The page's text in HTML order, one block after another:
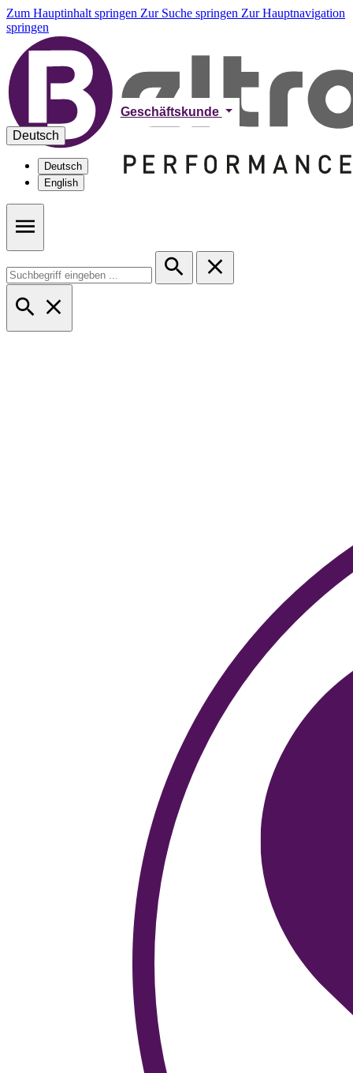
Zum Hauptinhalt springen Zur Suche springen Zur Hauptnavigation
springen
Geschäftskunde
Deutsch
Deutsch
English